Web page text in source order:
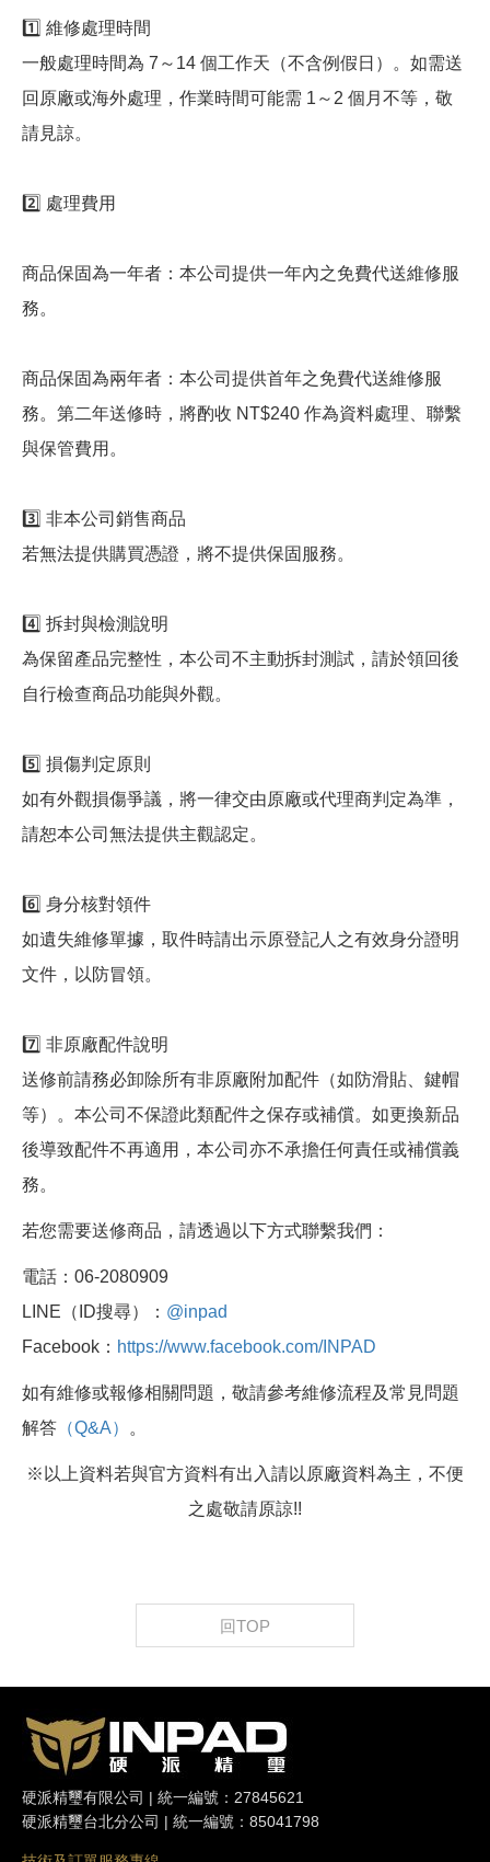
1️⃣ 維修處理時間
一般處理時間為 7～14 個工作天（不含例假日）。如需送
回原廠或海外處理，作業時間可能需 1～2 個月不等，敬
請見諒。
2️⃣ 處理費用
商品保固為一年者：本公司提供一年內之免費代送維修服
務。
商品保固為兩年者：本公司提供首年之免費代送維修服
務。第二年送修時，將酌收 NT$240 作為資料處理、聯繫
與保管費用。
3️⃣ 非本公司銷售商品
若無法提供購買憑證，將不提供保固服務。
4️⃣ 拆封與檢測說明
為保留產品完整性，本公司不主動拆封測試，請於領回後
自行檢查商品功能與外觀。
5️⃣ 損傷判定原則
如有外觀損傷爭議，將一律交由原廠或代理商判定為準，
請恕本公司無法提供主觀認定。
6️⃣ 身分核對領件
如遺失維修單據，取件時請出示原登記人之有效身分證明
文件，以防冒領。
7️⃣ 非原廠配件說明
送修前請務必卸除所有非原廠附加配件（如防滑貼、鍵帽
等）。本公司不保證此類配件之保存或補償。如更換新品
後導致配件不再適用，本公司亦不承擔任何責任或補償義
務。
若您需要送修商品，請透過以下方式聯繫我們：
電話：06-2080909
LINE（ID搜尋）： @inpad
Facebook： https://www.facebook.com/INPAD
如有維修或報修相關問題，敬請參考維修流程及常見問題
解答 （Q&A） 。
※以上資料若與官方資料有出入請以原廠資料為主，不便
之處敬請原諒!!
回TOP
硬派精璽有限公司 | 統一編號：27845621
硬派精璽台北分公司 | 統一編號：85041798